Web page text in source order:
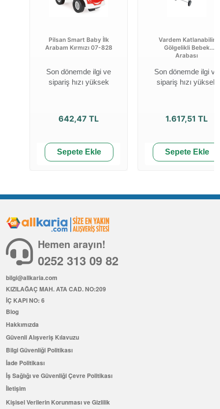
Pilsan Smart Baby İlk
Arabam Kırmızı 07-828
Son dönemde ilgi ve
sipariş hızı yüksek
642,47 TL
Sepete Ekle
Vardem Katlanabilir
Gölgelikli Bebek
Arabası
Son dönemde ilgi ve
sipariş hızı yüksek
1.617,51 TL
Sepete Ekle
Hemen arayın!
0252 313 09 82
bilgi@allkaria.com
KIZILAĞAÇ MAH. ATA CAD. NO:209
İÇ KAPI NO: 6
Blog
Hakkımızda
Güvenli Alışveriş Kılavuzu
Bilgi Güvenliği Politikası
İade Politikası
İş Sağlığı ve Güvenliği Çevre Politikası
İletişim
Kişisel Verilerin Korunması ve Gizlilik